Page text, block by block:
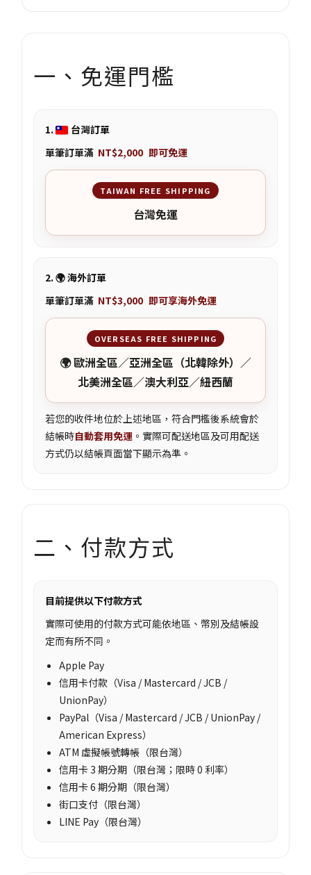
一、免運門檻
1.
台灣訂單
單筆訂單滿 NT$2,000 即可免運
TAIWAN FREE SHIPPING
台灣免運
2. 🌍 海外訂單
單筆訂單滿 NT$3,000 即可享海外免運
OVERSEAS FREE SHIPPING
🌍 歐洲全區／亞洲全區（北韓除外）／
北美洲全區／澳大利亞／紐西蘭
若您的收件地位於上述地區，符合門檻後系統會於
結帳時自動套用免運 。實際可配送地區及可用配送
方式仍以結帳頁面當下顯示為準。
二、付款方式
目前提供以下付款方式
實際可使用的付款方式可能依地區、幣別及結帳設
定而有所不同。
Apple Pay
信用卡付款（Visa / Mastercard / JCB /
UnionPay）
PayPal（Visa / Mastercard / JCB / UnionPay /
American Express）
ATM 虛擬帳號轉帳（限台灣）
信用卡 3 期分期（限台灣；限時 0 利率）
信用卡 6 期分期（限台灣）
街口支付（限台灣）
LINE Pay（限台灣）